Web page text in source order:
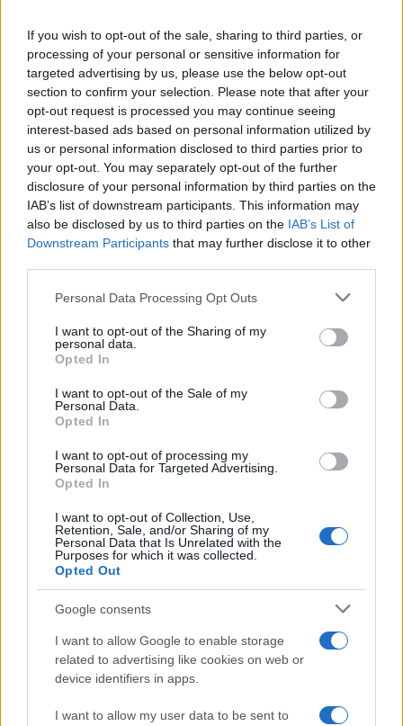
If you wish to opt-out of the sale, sharing to third parties, or
processing of your personal or sensitive information for
targeted advertising by us, please use the below opt-out
section to confirm your selection. Please note that after your
opt-out request is processed you may continue seeing
interest-based ads based on personal information utilized by
us or personal information disclosed to third parties prior to
your opt-out. You may separately opt-out of the further
disclosure of your personal information by third parties on the
IAB’s list of downstream participants. This information may
also be disclosed by us to third parties on the IAB’s List of
Downstream Participants that may further disclose it to other
Please note that this website/app uses one or more Google
not limited to your visit or usage behaviour. You may click to
grant or deny consent to Google and its third-party tags to
use your data for below specified purposes in below Google
consent section.
Personal Data Processing Opt Outs
I want to opt-out of the Sharing of my
personal data.
Opted In
I want to opt-out of the Sale of my
Personal Data.
Opted In
I want to opt-out of processing my
Personal Data for Targeted Advertising.
Opted In
I want to opt-out of Collection, Use,
Retention, Sale, and/or Sharing of my
Personal Data that Is Unrelated with the
Purposes for which it was collected.
Opted Out
Google consents
I want to allow Google to enable storage
related to advertising like cookies on web or
device identifiers in apps.
I want to allow my user data to be sent to
345 356 7512
Ricevi le nostre ultime news
daGoogle News
Condividi l'articolo
F
a
ce
b
o
o
k
T
w
it
te
r
Pi
n
re
st
W
h
s
p
p
S
h
re
Prossimo articolo
NOTIZIE RECENTI
Michelle Hunziker in Gallura, bella anche dal
vivo: un amico vip svela come fa
Calangianus, dopo le polemiche il centro
accoglienza minori chiude
Olbia, divieto di sosta contro spaccio e degrado:
esplode la protesta